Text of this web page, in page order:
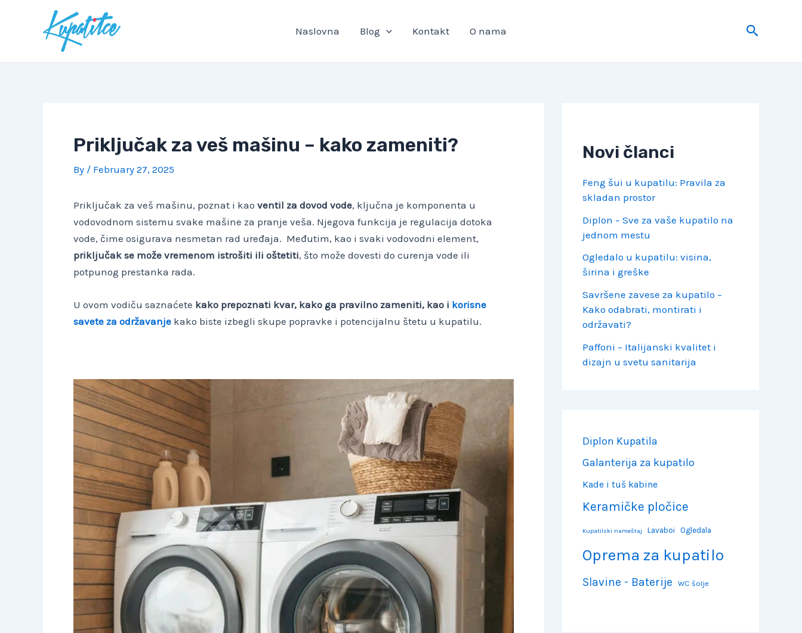
Naslovna Blog Kontakt O nama Search
Priključak za veš mašinu – kako zameniti?
By / February 27, 2025
Priključak za veš mašinu, poznat i kao ventil za dovod vode, ključna je komponenta u
vodovodnom sistemu svake mašine za pranje veša. Njegova funkcija je regulacija dotoka
vode, čime osigurava nesmetan rad uređaja. Međutim, kao i svaki vodovodni element,
priključak se može vremenom istrošiti ili oštetiti, što može dovesti do curenja vode ili
potpunog prestanka rada.
U ovom vodiču saznaćete kako prepoznati kvar, kako ga pravilno zameniti, kao i korisne
savete za održavanje kako biste izbegli skupe popravke i potencijalnu štetu u kupatilu.
Novi članci
Feng šui u kupatilu: Pravila za
skladan prostor
Diplon – Sve za vaše kupatilo na
jednom mestu
Ogledalo u kupatilu: visina,
širina i greške
Savršene zavese za kupatilo –
Kako odabrati, montirati i
održavati?
Paffoni – Italijanski kvalitet i
dizajn u svetu sanitarija
Diplon Kupatila
Galanterija za kupatilo
Kade i tuš kabine
Keramičke pločice
Kupatilski nameštaj Lavaboi Ogledala
Oprema za kupatilo
Slavine - Baterije WC šolje